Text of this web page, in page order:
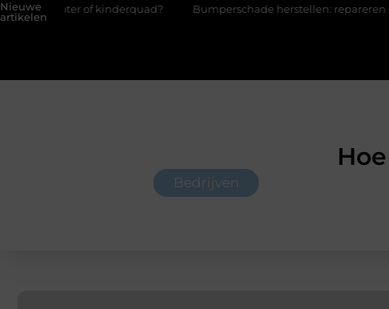
Nieuwe
artikelen
Bumperschade herstellen: repareren of de bumper
Bedrijven